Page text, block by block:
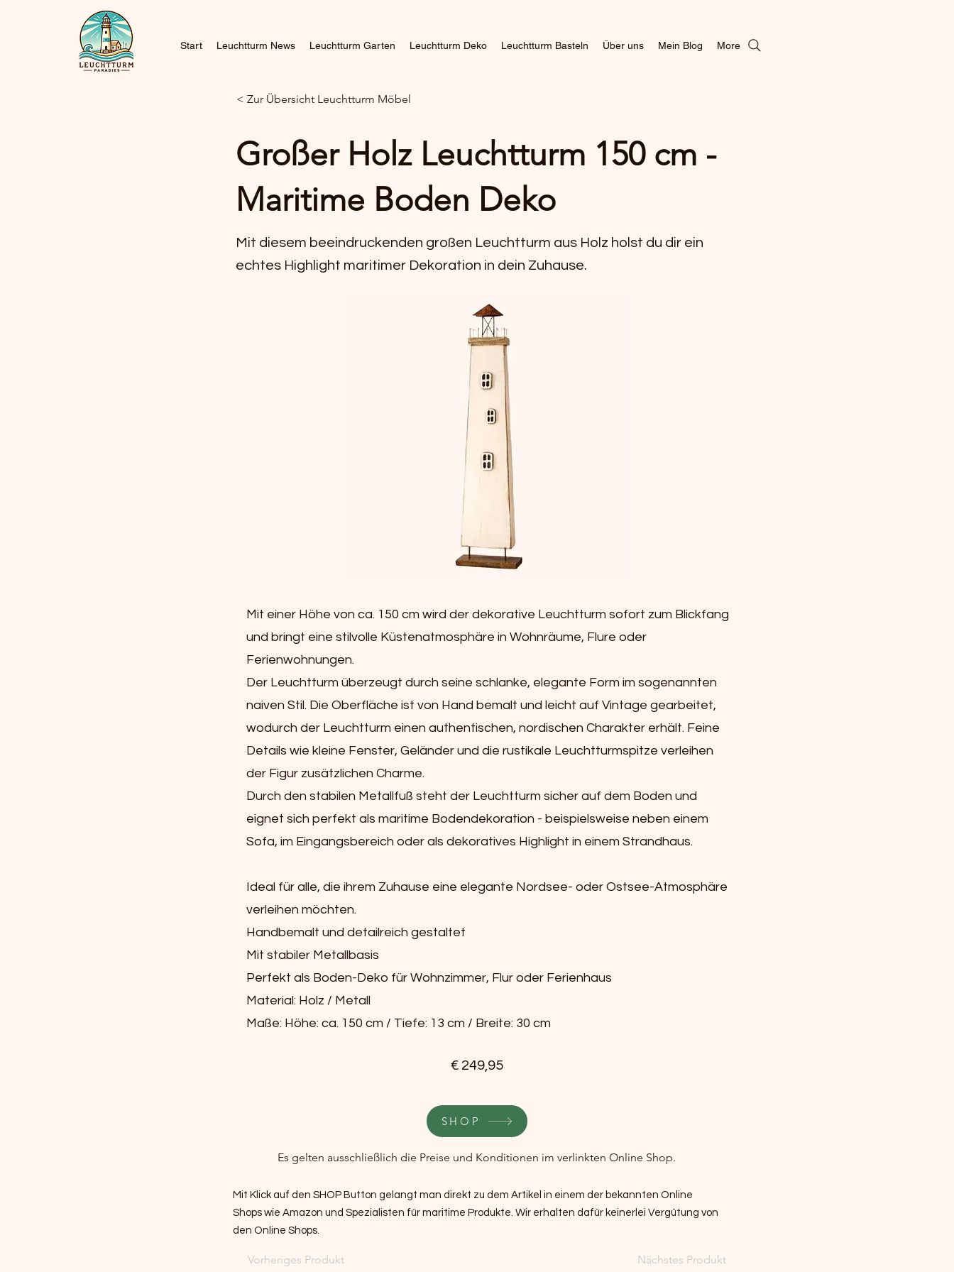
Start Leuchtturm News Leuchtturm Garten Leuchtturm Deko Leuchtturm Basteln Über uns Mein Blog More
< Zur Übersicht Leuchtturm Möbel
Großer Holz Leuchtturm 150 cm -
Maritime Boden Deko
Mit diesem beeindruckenden großen Leuchtturm aus Holz holst du dir ein
echtes Highlight maritimer Dekoration in dein Zuhause.
Mit einer Höhe von ca. 150 cm wird der dekorative Leuchtturm sofort zum Blickfang
und bringt eine stilvolle Küstenatmosphäre in Wohnräume, Flure oder
Ferienwohnungen.
Der Leuchtturm überzeugt durch seine schlanke, elegante Form im sogenannten
naiven Stil. Die Oberfläche ist von Hand bemalt und leicht auf Vintage gearbeitet,
wodurch der Leuchtturm einen authentischen, nordischen Charakter erhält. Feine
Details wie kleine Fenster, Geländer und die rustikale Leuchtturmspitze verleihen
der Figur zusätzlichen Charme.
Durch den stabilen Metallfuß steht der Leuchtturm sicher auf dem Boden und
eignet sich perfekt als maritime Bodendekoration - beispielsweise neben einem
Sofa, im Eingangsbereich oder als dekoratives Highlight in einem Strandhaus.
Ideal für alle, die ihrem Zuhause eine elegante Nordsee- oder Ostsee-Atmosphäre
verleihen möchten.
Handbemalt und detailreich gestaltet
Mit stabiler Metallbasis
Perfekt als Boden-Deko für Wohnzimmer, Flur oder Ferienhaus
Material: Holz / Metall
Maße: Höhe: ca. 150 cm / Tiefe: 13 cm / Breite: 30 cm
€ 249,95
SHOP
Es gelten ausschließlich die Preise und Konditionen im verlinkten Online Shop.
Mit Klick auf den SHOP Button gelangt man direkt zu dem Artikel in einem der bekannten Online
Shops wie Amazon und Spezialisten für maritime Produkte. Wir erhalten dafür keinerlei Vergütung von
den Online Shops.
Vorheriges Produkt Nächstes Produkt